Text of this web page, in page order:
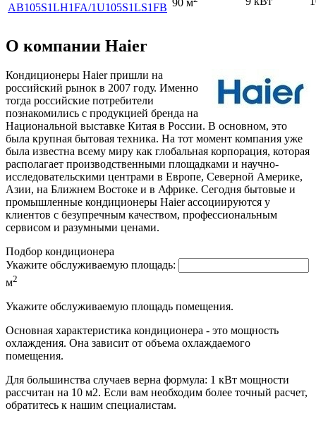
AB105S1LH1FA/1U105S1LS1FB 90 м
О компании Haier
Кондиционеры Haier пришли на
российский рынок в 2007 году. Именно
тогда российские потребители
познакомились с продукцией бренда на
Национальной выставке Китая в России. В основном, это
была крупная бытовая техника. На тот момент компания уже
была известна всему миру как глобальная корпорация, которая
располагает производственными площадками и научно-
исследовательскими центрами в Европе, Северной Америке,
Азии, на Ближнем Востоке и в Африке. Сегодня бытовые и
промышленные кондиционеры Haier ассоциируются у
клиентов с безупречным качеством, профессиональным
сервисом и разумными ценами.
Подбор кондиционера
Укажите обслуживаемую площадь:
м2
Укажите обслуживаемую площадь помещения.
Основная характеристика кондиционера - это мощность
охлаждения. Она зависит от объема охлаждаемого
помещения.
Для большинства случаев верна формула: 1 кВт мощности
рассчитан на 10 м2. Если вам необходим более точный расчет,
обратитесь к нашим специалистам.